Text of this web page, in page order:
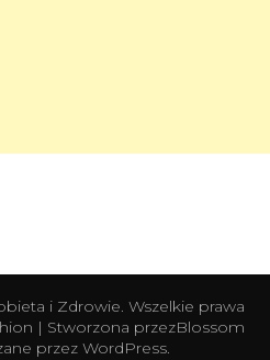
i Zdrowie. Wszelkie prawa
| Stworzona przezBlossom
przez WordPress.